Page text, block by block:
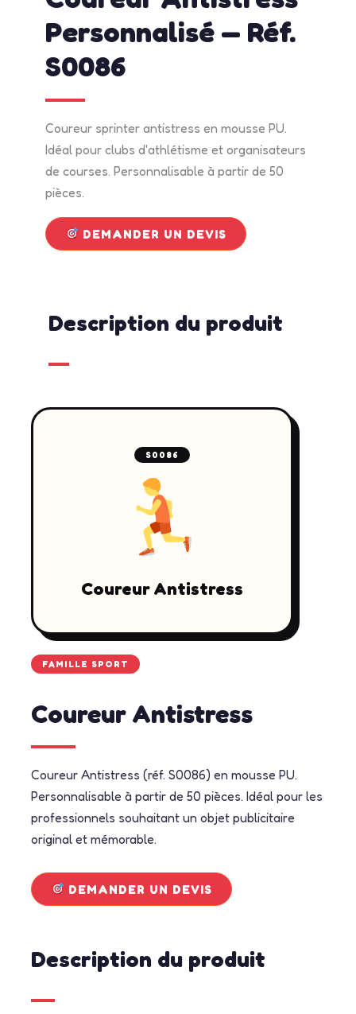
Personnalisé — Réf.
S0086
Coureur sprinter antistress en mousse PU.
Idéal pour clubs d'athlétisme et organisateurs
de courses. Personnalisable à partir de 50
pièces.
DEMANDER UN DEVIS
Description du produit
S0086
Coureur Antistress
FAMILLE SPORT
Coureur Antistress
Coureur Antistress (réf. S0086) en mousse PU.
Personnalisable à partir de 50 pièces. Idéal pour les
professionnels souhaitant un objet publicitaire
original et mémorable.
DEMANDER UN DEVIS
Description du produit